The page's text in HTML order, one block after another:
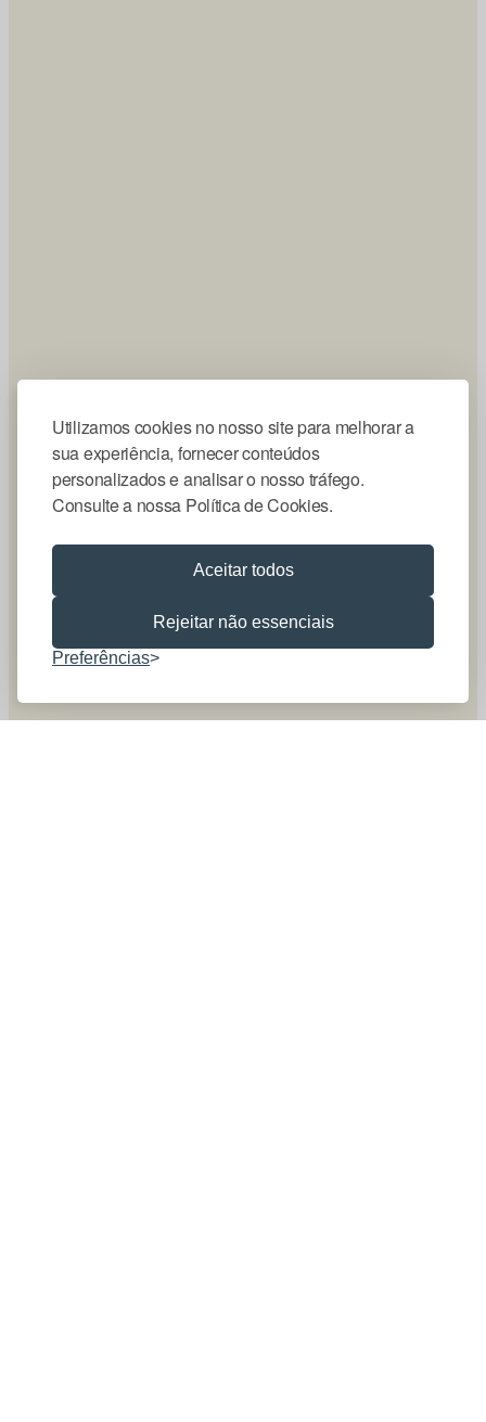
Utilizamos cookies no nosso site para melhorar a
sua experiência, fornecer conteúdos
personalizados e analisar o nosso tráfego.
Consulte a nossa Política de Cookies.
Aceitar todos
Rejeitar não essenciais
Preferências